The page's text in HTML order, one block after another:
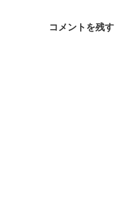
コメントを残す